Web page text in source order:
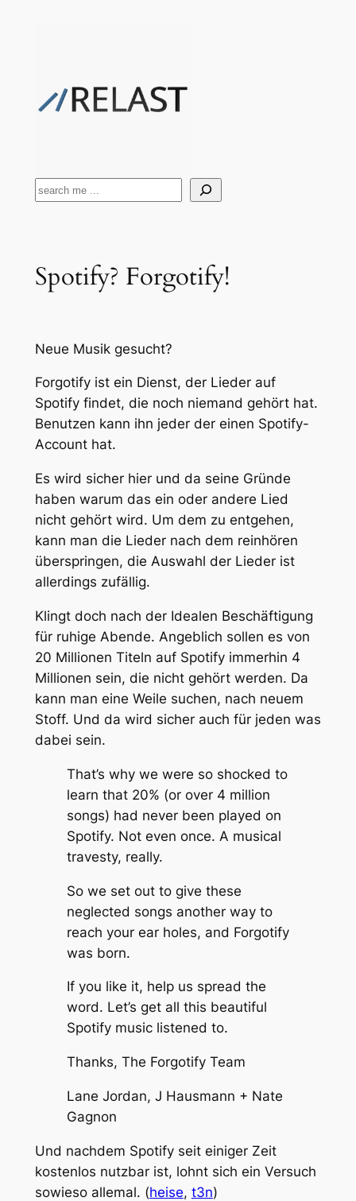
Suchen
Spotify? Forgotify!
Neue Musik gesucht?
Forgotify ist ein Dienst, der Lieder auf
Spotify findet, die noch niemand gehört hat.
Benutzen kann ihn jeder der einen Spotify-
Account hat.
Es wird sicher hier und da seine Gründe
haben warum das ein oder andere Lied
nicht gehört wird. Um dem zu entgehen,
kann man die Lieder nach dem reinhören
überspringen, die Auswahl der Lieder ist
allerdings zufällig.
Klingt doch nach der Idealen Beschäftigung
für ruhige Abende. Angeblich sollen es von
20 Millionen Titeln auf Spotify immerhin 4
Millionen sein, die nicht gehört werden. Da
kann man eine Weile suchen, nach neuem
Stoff. Und da wird sicher auch für jeden was
dabei sein.
That’s why we were so shocked to
learn that 20% (or over 4 million
songs) had never been played on
Spotify. Not even once. A musical
travesty, really.
So we set out to give these
neglected songs another way to
reach your ear holes, and Forgotify
was born.
If you like it, help us spread the
word. Let’s get all this beautiful
Spotify music listened to.
Thanks, The Forgotify Team
Lane Jordan, J Hausmann + Nate
Gagnon
Und nachdem Spotify seit einiger Zeit
kostenlos nutzbar ist, lohnt sich ein Versuch
sowieso allemal. (heise, t3n)